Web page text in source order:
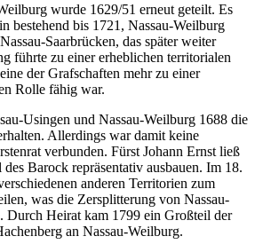
wurde 1629/51 erneut geteilt. Es
bestehend bis 1721, Nassau-Weilburg
Saarbrücken, das später weiter
führte zu einer erheblichen territorialen
der Grafschaften mehr zu einer
Rolle fähig war.
Usingen und Nassau-Weilburg 1688 die
Allerdings war damit keine
verbunden. Fürst Johann Ernst ließ
Barock repräsentativ ausbauen. Im 18.
anderen Territorien zum
was die Zersplitterung von Nassau-
Durch Heirat kam 1799 ein Großteil der
an Nassau-Weilburg.